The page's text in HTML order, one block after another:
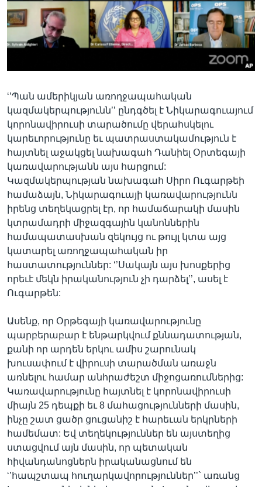
Լեզուներ
‘’Պան ամերիկյան առողջապահական
կազմակերպությունն’’ ընդգծել է Նիկարագուայում
կորոնավիրուսի տարածումը վերահսկելու
կարեւորությունը եւ պատրաստակամություն է
հայտնել աջակցել նախագահ Դանիել Օրտեգայի
կառավարությանն այս հարցում:
Կազմակերպության նախագահ Սիրո Ուգարթեի
համաձայն, Նիկարագուայի կառավարությունն
իրենց տեղեկացրել էր, որ համաճարակի մասին
կտրամադրի միջազգային կանոններին
համապատասխան զեկույց ու թույլ կտա այց
կատարել առողջապահական իր
հաստատություններ: ‘’Սակայն այս խոսքերից
որեւէ մեկն իրականություն չի դարձել’’, ասել է
Ուգարթեն:
Ասենք, որ Օրթեգայի կառավարությունը
պարբերաբար է ենթարկվում քննադատության,
քանի որ արդեն երկու ամիս շարունակ
խուսափում է վիրուսի տարածման առաջն
առնելու համար անհրաժեշտ միջոցառումներից:
Կառավարությունը հայտնել է կորոնավիրուսի
միայն 25 դեպքի եւ 8 մահացությունների մասին,
ինչը շատ ցածր ցուցանիշ է հարեւան երկրների
համեմատ: Եվ տեղեկություններ են այստեղից
ստացվում այն մասին, որ պետական
հիվանդանոցներն իրականացնում են
‘’հապշտապ հուղարկավորություններ’’` առանց